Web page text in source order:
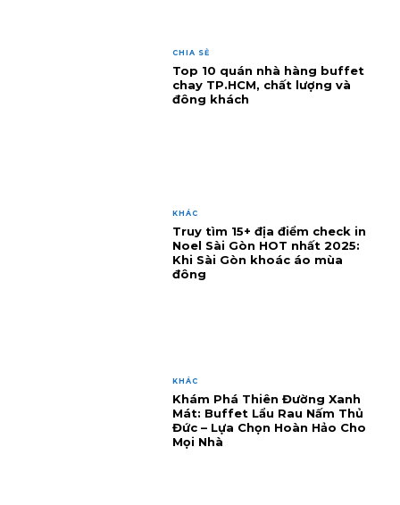
CHIA SẺ
Top 10 quán nhà hàng buffet
chay TP.HCM, chất lượng và
đông khách
KHÁC
Truy tìm 15+ địa điểm check in
Noel Sài Gòn HOT nhất 2025:
Khi Sài Gòn khoác áo mùa
đông
KHÁC
Khám Phá Thiên Đường Xanh
Mát: Buffet Lẩu Rau Nấm Thủ
Đức – Lựa Chọn Hoàn Hảo Cho
Mọi Nhà